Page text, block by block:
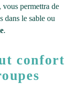
, vous permettra de
dans le sable ou
.
confort